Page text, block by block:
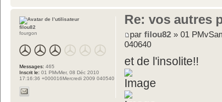
Re: vos autres
parfilou82 » 01
040640
et de l'insolite!!
filou82
fourgon
Messages: 465
Inscrit le: 01 PMvMer, 08 Déc 2010
17:16:36 +000016Mercredi 2009 040540